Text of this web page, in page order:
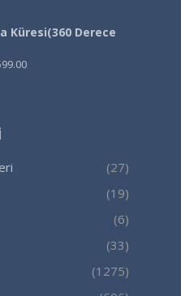
Küresi(360 Derece
(27)
(19)
(6)
(33)
(1275)